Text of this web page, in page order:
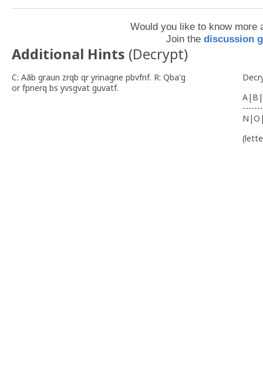
Would you like to know more
Join the discussion
Additional Hints (Decrypt)
C: Aãb graun zrqb qr yrinagne pbvfnf. R: Qba'g
or fpnerq bs yvsgvat guvatf.